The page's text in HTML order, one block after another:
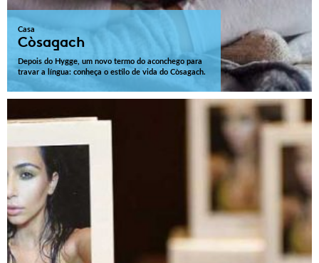
Casa
Còsagach
Depois do Hygge, um novo termo do aconchego para
travar a língua: conheça o estilo de vida do Còsagach.